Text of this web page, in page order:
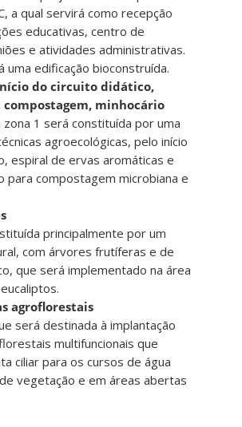
a qual servirá como recepção
educativas, centro de
e atividades administrativas.
uma edificação bioconstruída.
do circuito didático,
compostagem, minhocário
1 será constituída por uma
agroecológicas, pelo início
espiral de ervas aromáticas e
para compostagem microbiana e
principalmente por um
com árvores frutíferas e de
que será implementado na área
agroflorestais
será destinada à implantação
multifuncionais que
ciliar para os cursos de água
vegetação e em áreas abertas